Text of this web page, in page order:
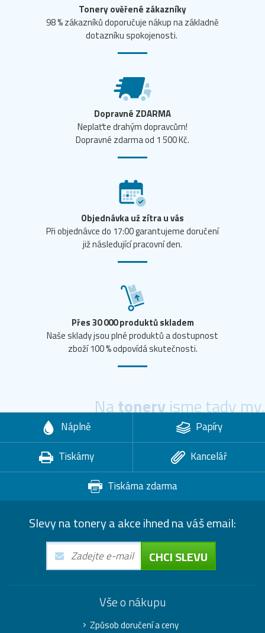
Tonery ověřené zákazníky
98 % zákazníků doporučuje nákup na základně
dotazníku spokojenosti.
Dopravné ZDARMA
Neplaťte drahým dopravcům!
Dopravné zdarma od 1 500 Kč.
Objednávka už zítra u vás
Při objednávce do 17:00 garantujeme doručení
již následující pracovní den.
Přes 30 000 produktů skladem
Naše sklady jsou plné produktů a dostupnost
zboží 100 % odpovídá skutečnosti.
Natoneryjsme tady my.
Náplně
Papíry
Tiskárny
Kancelář
Tiskárna zdarma
Slevy na tonery a akce ihned na váš email:
CHCI SLEVU
Vše o nákupu
Způsob doručení a ceny